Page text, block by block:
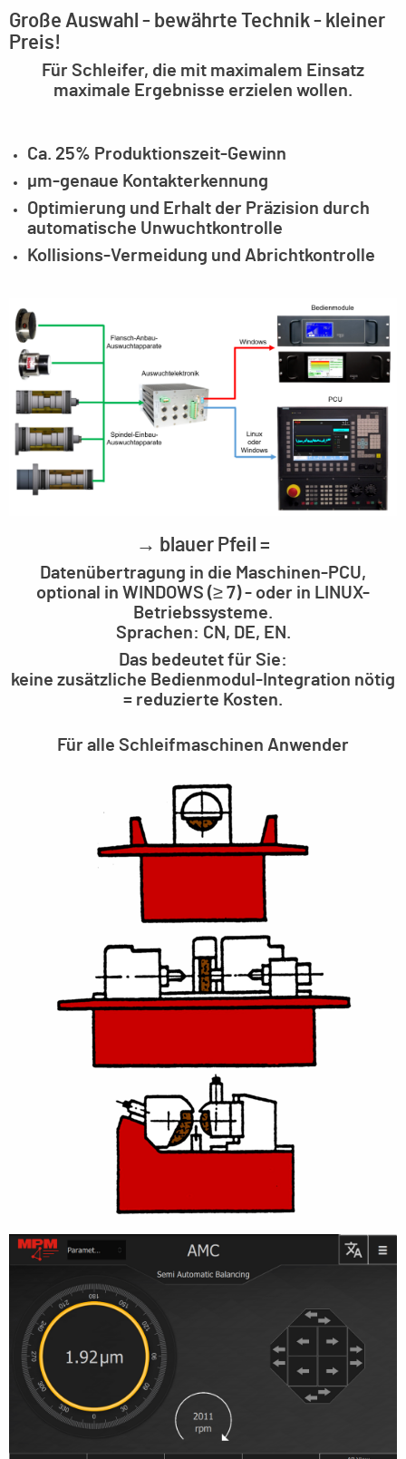
Große Auswahl - bewährte Technik - kleiner
Preis!
Für Schleifer, die mit maximalem Einsatz
maximale Ergebnisse erzielen wollen.
Ca. 25% Produktionszeit-Gewinn
µm-genaue Kontakterkennung
Optimierung und Erhalt der Präzision durch
automatische Unwuchtkontrolle
Kollisions-Vermeidung und Abrichtkontrolle
→ blauer Pfeil =
Datenübertragung in die Maschinen-PCU,
optional in WINDOWS (≥ 7) - oder in LINUX-
Betriebssysteme.
Sprachen: CN, DE, EN.
Das bedeutet für Sie:
keine zusätzliche Bedienmodul-Integration nötig
= reduzierte Kosten.
Für alle Schleifmaschinen Anwender